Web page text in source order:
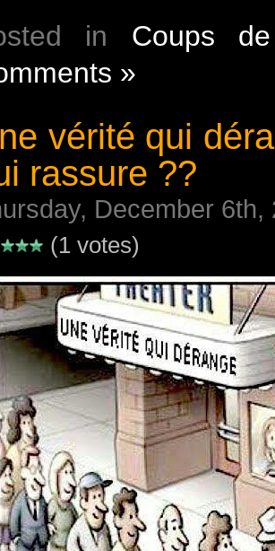
in Coups
»
vérité qui
rassure ??
December 6th,
(1 votes)